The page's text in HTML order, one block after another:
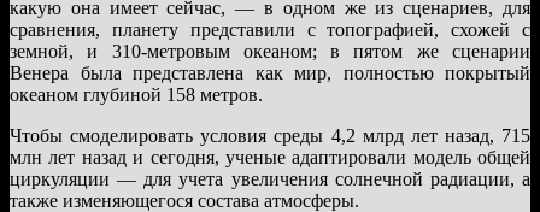
какую она имеет сейчас, — в одном же из сценариев, для
сравнения, планету представили с топографией, схожей с
земной, и 310-метровым океаном; в пятом же сценарии
Венера была представлена как мир, полностью покрытый
океаном глубиной 158 метров.
Чтобы смоделировать условия среды 4,2 млрд лет назад, 715
млн лет назад и сегодня, ученые адаптировали модель общей
циркуляции — для учета увеличения солнечной радиации, а
также изменяющегося состава атмосферы.